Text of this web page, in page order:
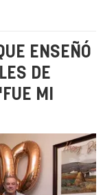
ENSEÑÓ
DE
MI